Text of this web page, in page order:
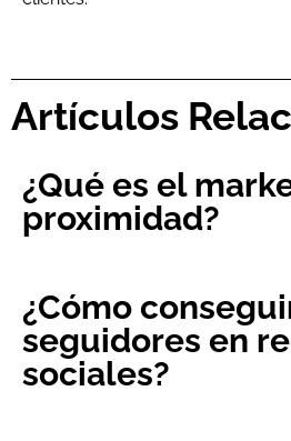
Artículos
¿Qué es el
proximidad?
¿Cómo
seguidores en
sociales?